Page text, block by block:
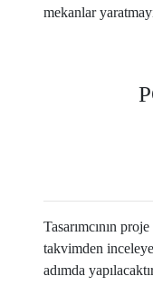
mekanlar
Tasarımcının
takvimden
adımda